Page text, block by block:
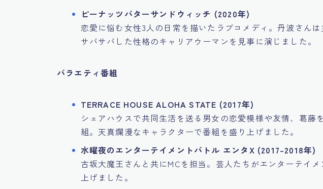
ピーナッツバターサンドウィッチ (2020年)
恋愛に悩む女性3人の日常を描いたラブコメディ。丹波さんは
サバサバした性格のキャリアウーマンを見事に演じました。
バラエティ番組
TERRACE HOUSE ALOHA STATE (2017年)
シェアハウスで共同生活を送る男女の恋愛模様や友情、葛藤
組。天真爛漫なキャラクターで番組を盛り上げました。
水曜夜のエンターテイメントバトル エンタX (2017–2018年)
古坂大魔王さんと共にMCを担当。芸人たちがエンターテイ
上げました。